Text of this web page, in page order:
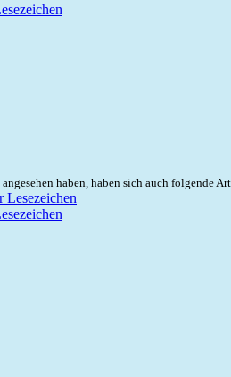
haben, haben sich auch folgende